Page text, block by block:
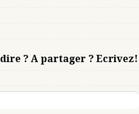
? A partager ? Ecrivez!